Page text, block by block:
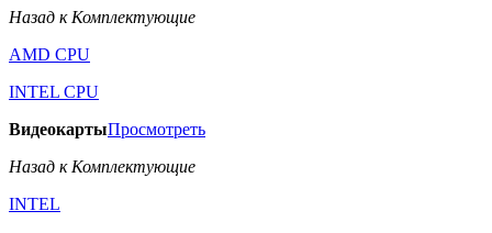
Назад к Комплектующие
AMD CPU
INTEL CPU
ВидеокартыПросмотреть
Назад к Комплектующие
INTEL